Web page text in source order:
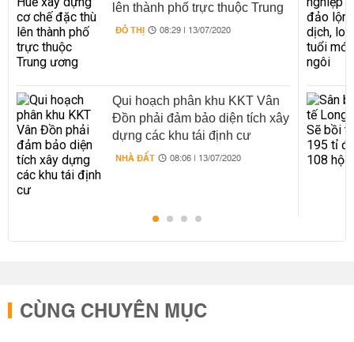
lên thành phố trực thuộc Trung
ương
ĐÔ THỊ 08:29 | 13/07/2020
Qui hoạch phân khu KKT Vân
Đồn phải đảm bảo diện tích xây
dựng các khu tái định cư
NHÀ ĐẤT 08:06 | 13/07/2020
CÙNG CHUYÊN MỤC